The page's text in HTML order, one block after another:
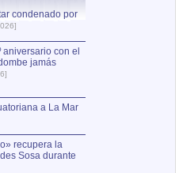
condenado por
con el
jamás
a La Mar
recupera la
Sosa durante